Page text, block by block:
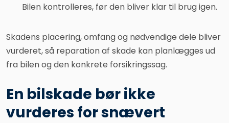
Bilen kontrolleres, før den bliver klar til brug igen.
Skadens placering, omfang og nødvendige dele bliver
vurderet, så reparation af skade kan planlægges ud
fra bilen og den konkrete forsikringssag.
En bilskade bør ikke
vurderes for snævert